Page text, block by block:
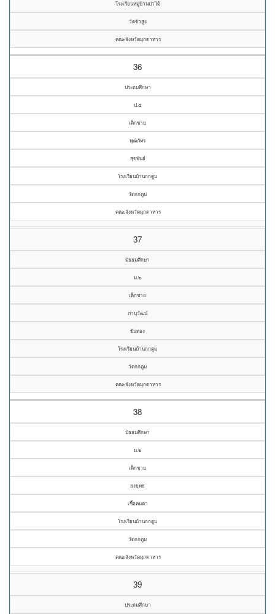
โรงเรียนหมู่บ้านป่าไม้
วัดขัวสูง
คณะจังหวัดมุกดาหาร
36
ประถมศึกษา
ป.๕
เด็กชาย
พุฒิภัทร
สุขพันธ์
โรงเรียนบ้านกกตูม
วัดกกตูม
คณะจังหวัดมุกดาหาร
37
มัธยมศึกษา
ม.๒
เด็กชาย
ภานุวัฒน์
ขันทอง
โรงเรียนบ้านกกตูม
วัดกกตูม
คณะจังหวัดมุกดาหาร
38
มัธยมศึกษา
ม.๒
เด็กชาย
ยงยุทธ
เชื้อคมตา
โรงเรียนบ้านกกตูม
วัดกกตูม
คณะจังหวัดมุกดาหาร
39
ประถมศึกษา